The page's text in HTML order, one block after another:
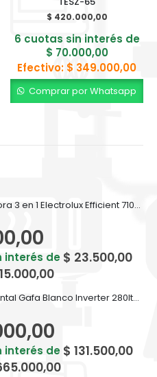
$ 420.000,00
6 cuotas sin interés de
$ 70.000,00
Efectivo: $ 349.000,00
Comprar por Whatsapp
Miniprocesadora 3 en 1 Electrolux Efficient 710ml EFP500
interés de $ 23.500,00
Freezer Horizontal Gafa Blanco Inverter 280lts FGHI300B-L
interés de $ 131.500,00